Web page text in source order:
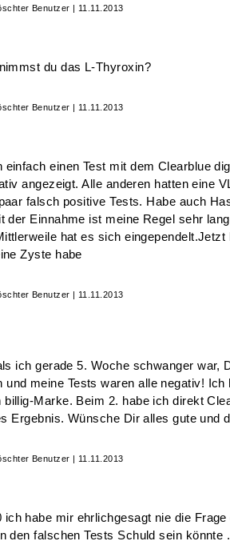
Benutzer | 11.11.2013
du das L-Thyroxin?
Benutzer | 11.11.2013
einfach einen Test mit dem Clearblue
angezeigt. Alle anderen hatten eine
falsch positive Tests. Habe auch
der Einnahme ist meine Regel sehr
hat es sich
Zyste habe
Benutzer | 11.11.2013
ich gerade 5. Woche schwanger war,
und meine Tests waren alle negativ! Ich
billig-Marke. Beim 2. habe ich direkt
Ergebnis. Wünsche Dir alles gute und
Benutzer | 11.11.2013
ich habe mir ehrlichgesagt nie die
den falschen Tests Schuld sein könnte